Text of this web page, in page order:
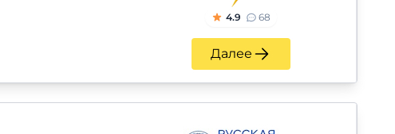
4.9 68
Далее